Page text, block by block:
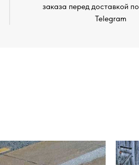
заказа перед доставкой
Telegram